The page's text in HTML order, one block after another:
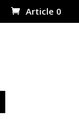
Article 0